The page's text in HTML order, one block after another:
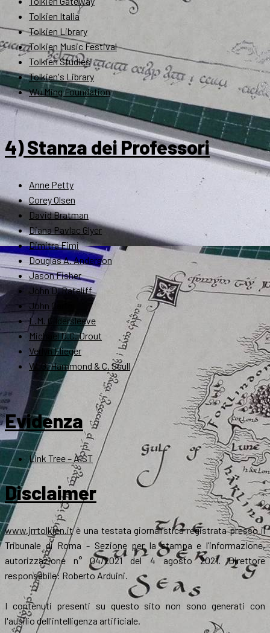
Tolkien Italia
Tolkien Library
Tolkien Music Festival
Tolkien Studies
Tolkien's Library
Wu Ming Foundation
4) Stanza dei Professori
Anne Petty
Corey Olsen
David Bratman
Diana Pavlac Glyer
Dimitra Fimi
Douglas A. Anderson
Jason Fisher
John D. Rateliff
John Garth
L.M. Gildersleeve
Michael D.C. Drout
Verlyn Flieger
W. G. Hammond & C. Scull
Evidenza
Link Tree – AIST
Disclaimer
www.jrrtolkien.itè una testata giornalistica registrata presso il
Tribunale di Roma - Sezione per la stampa e l’informazione,
autorizzazione n° 04/2021 del 4 agosto 2021. Direttore
responsabile: Roberto Arduini.
I contenuti presenti su questo sito non sono generati con
l'ausilio dell'intelligenza artificiale.